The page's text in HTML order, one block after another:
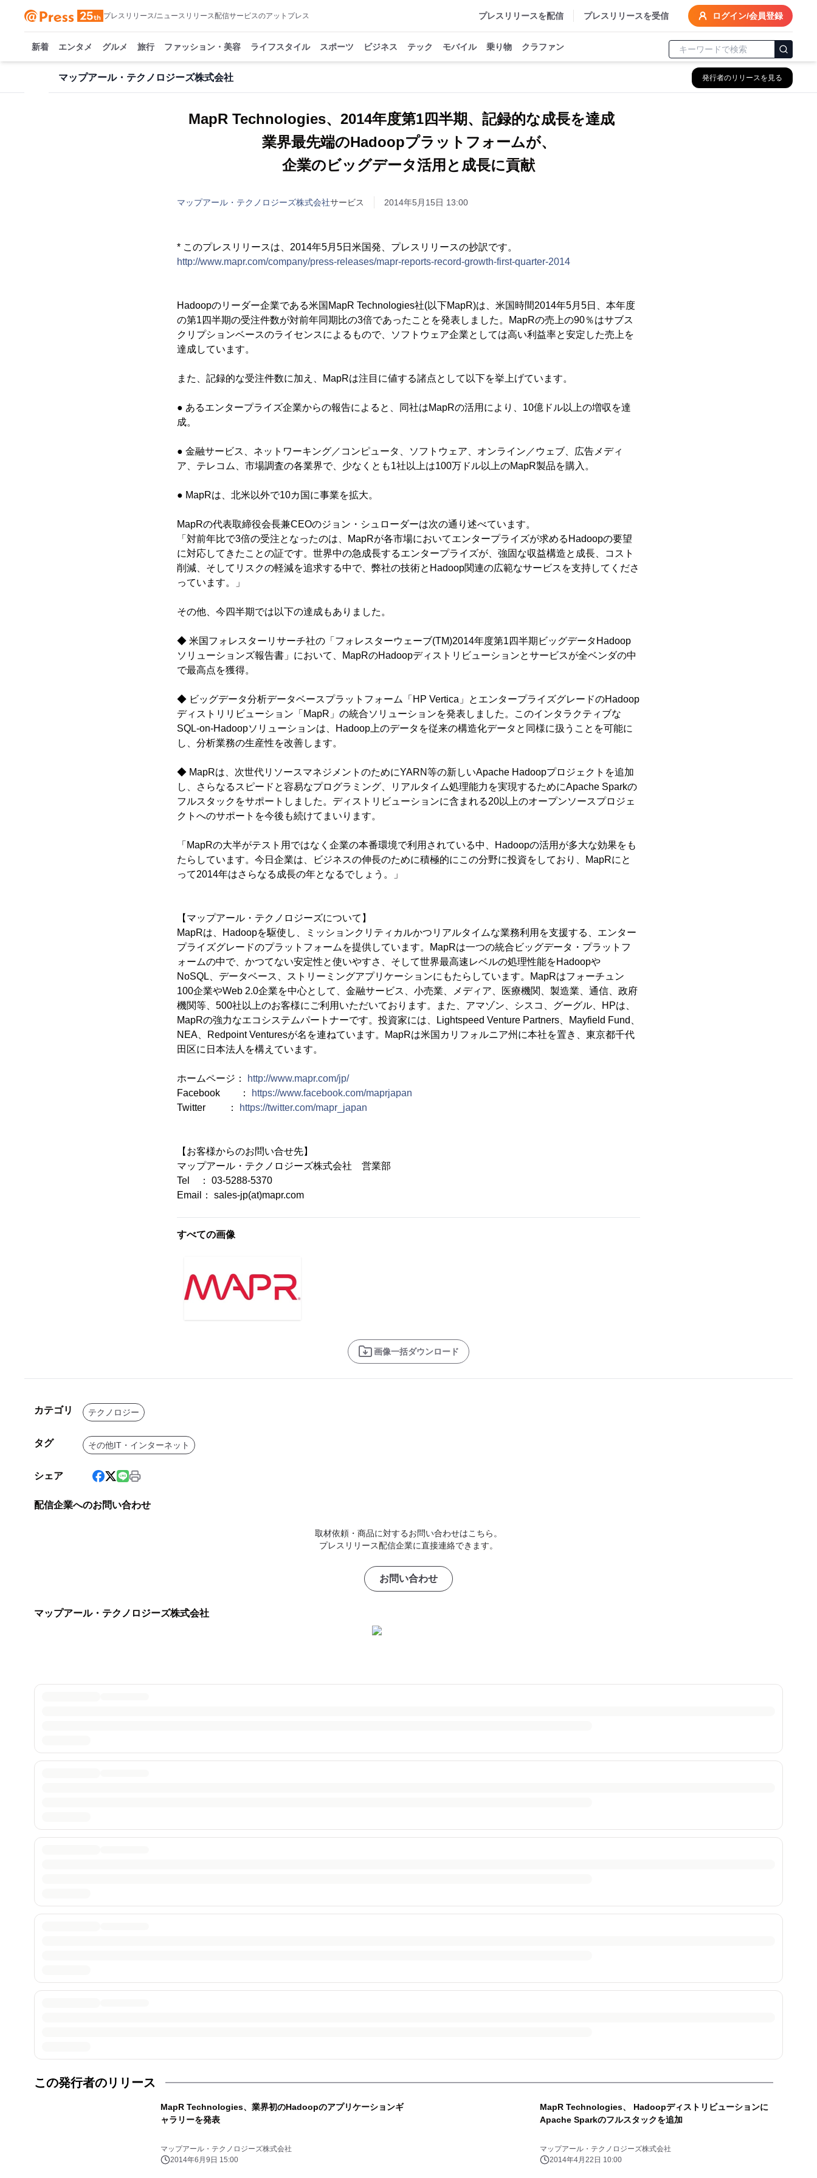
プレスリリース/ニュースリリース配信サービスのアットプレス プレスリリースを配信 プレスリリースを受信 ログイン/会員登録
新着 エンタメ グルメ 旅行 ファッション・美容 ライフスタイル スポーツ ビジネス テック モバイル 乗り物 クラファン
マップアール・テクノロジーズ株式会社 発行者のリリースを見る
MapR Technologies、2014年度第1四半期、記録的な成長を達成
業界最先端のHadoopプラットフォームが、
企業のビッグデータ活用と成長に貢献
マップアール・テクノロジーズ株式会社サービス 2014年5月15日 13:00
* このプレスリリースは、2014年5月5日米国発、プレスリリースの抄訳です。
http://www.mapr.com/company/press-releases/mapr-reports-record-growth-first-quarter-2014
Hadoopのリーダー企業である米国MapR Technologies社(以下MapR)は、米国時間2014年5月5日、本年度
の第1四半期の受注件数が対前年同期比の3倍であったことを発表しました。MapRの売上の90％はサブス
クリプションベースのライセンスによるもので、ソフトウェア企業としては高い利益率と安定した売上を
達成しています。
また、記録的な受注件数に加え、MapRは注目に値する諸点として以下を挙上げています。
● あるエンタープライズ企業からの報告によると、同社はMapRの活用により、10億ドル以上の増収を達
成。
● 金融サービス、ネットワーキング／コンピュータ、ソフトウェア、オンライン／ウェブ、広告メディ
ア、テレコム、市場調査の各業界で、少なくとも1社以上は100万ドル以上のMapR製品を購入。
● MapRは、北米以外で10カ国に事業を拡大。
MapRの代表取締役会長兼CEOのジョン・シュローダーは次の通り述べています。
「対前年比で3倍の受注となったのは、MapRが各市場においてエンタープライズが求めるHadoopの要望
に対応してきたことの証です。世界中の急成長するエンタープライズが、強固な収益構造と成長、コスト
削減、そしてリスクの軽減を追求する中で、弊社の技術とHadoop関連の広範なサービスを支持してくださ
っています。」
その他、今四半期では以下の達成もありました。
◆ 米国フォレスターリサーチ社の「フォレスターウェーブ(TM)2014年度第1四半期ビッグデータHadoop
ソリューションズ報告書」において、MapRのHadoopディストリビューションとサービスが全ベンダの中
で最高点を獲得。
◆ ビッグデータ分析データベースプラットフォーム「HP Vertica」とエンタープライズグレードのHadoop
ディストリリビューション「MapR」の統合ソリューションを発表しました。このインタラクティブな
SQL-on-Hadoopソリューションは、Hadoop上のデータを従来の構造化データと同様に扱うことを可能に
し、分析業務の生産性を改善します。
◆ MapRは、次世代リソースマネジメントのためにYARN等の新しいApache Hadoopプロジェクトを追加
し、さらなるスピードと容易なプログラミング、リアルタイム処理能力を実現するためにApache Sparkの
フルスタックをサポートしました。ディストリビューションに含まれる20以上のオープンソースプロジェ
クトへのサポートを今後も続けてまいります。
「MapRの大半がテスト用ではなく企業の本番環境で利用されている中、Hadoopの活用が多大な効果をも
たらしています。今日企業は、ビジネスの伸長のために積極的にこの分野に投資をしており、MapRにと
って2014年はさらなる成長の年となるでしょう。」
【マップアール・テクノロジーズについて】
MapRは、Hadoopを駆使し、ミッションクリティカルかつリアルタイムな業務利用を支援する、エンター
プライズグレードのプラットフォームを提供しています。MapRは一つの統合ビッグデータ・プラットフ
ォームの中で、かつてない安定性と使いやすさ、そして世界最高速レベルの処理性能をHadoopや
NoSQL、データベース、ストリーミングアプリケーションにもたらしています。MapRはフォーチュン
100企業やWeb 2.0企業を中心として、金融サービス、小売業、メディア、医療機関、製造業、通信、政府
機関等、500社以上のお客様にご利用いただいております。また、アマゾン、シスコ、グーグル、HPは、
MapRの強力なエコシステムパートナーです。投資家には、Lightspeed Venture Partners、Mayfield Fund、
NEA、Redpoint Venturesが名を連ねています。MapRは米国カリフォルニア州に本社を置き、東京都千代
田区に日本法人を構えています。
ホームページ：
http://www.mapr.com/jp/
Facebook ：
https://www.facebook.com/maprjapan
Twitter ：
https://twitter.com/mapr_japan
【お客様からのお問い合せ先】
マップアール・テクノロジーズ株式会社 営業部
Tel ： 03-5288-5370
Email： sales-jp(at)mapr.com
すべての画像
画像一括ダウンロード
カテゴリ テクノロジー
タグ その他IT・インターネット
シェア
配信企業へのお問い合わせ
取材依頼・商品に対するお問い合わせはこちら。
プレスリリース配信企業に直接連絡できます。
お問い合わせ
マップアール・テクノロジーズ株式会社
この発行者のリリース
MapR Technologies、業界初のHadoopのアプリケーションギ
ャラリーを発表
マップアール・テクノロジーズ株式会社
2014年6月9日 15:00
MapR Technologies、 Hadoopディストリビューションに
Apache Sparkのフルスタックを追加
マップアール・テクノロジーズ株式会社
2014年4月22日 10:00